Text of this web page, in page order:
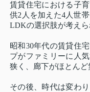
賃貸住宅における子
供2人を加えた4人世
LDKの選択肢が考えら
昭和30年代の賃貸住
プがファミリーに人
狭く、廊下がほとんど
その後、時代は変わ